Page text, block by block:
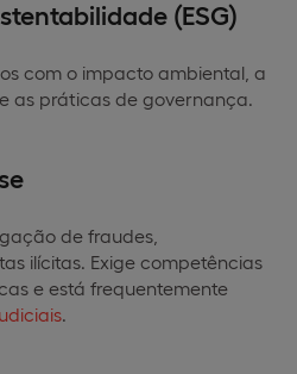
(ESG)
com o impacto ambiental, a
as práticas de governança.
de fraudes,
ilícitas. Exige competências
e está frequentemente